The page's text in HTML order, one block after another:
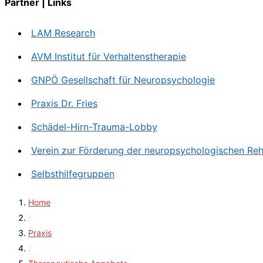
Partner | Links
LAM Research
AVM Institut für Verhaltenstherapie
GNPÖ Gesellschaft für Neuropsychologie
Praxis Dr. Fries
Schädel-Hirn-Trauma-Lobby
Verein zur Förderung der neuropsychologischen
Selbsthilfegruppen
Home
/
Praxis
/